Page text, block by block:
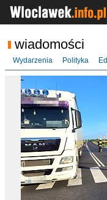
wiadomości
Wydarzenia Polityka